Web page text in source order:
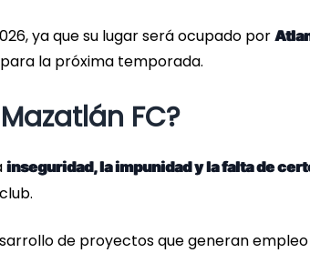
ya que su lugar será ocupado por
la próxima temporada.
FC?
inseguridad, la impunidad y la falta de
de proyectos que generan